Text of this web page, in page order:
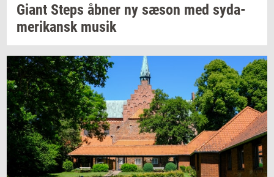
Giant Steps åbner ny sæson med sy­da­
me­ri­kanskmusik